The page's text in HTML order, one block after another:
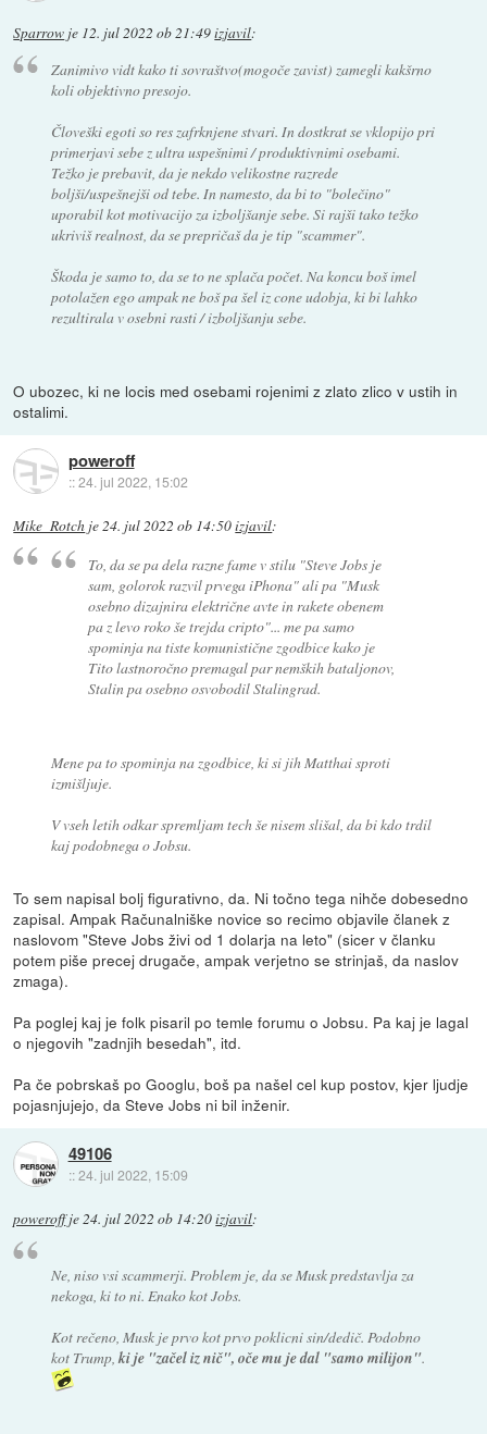
Sparrow je 12. jul 2022 ob 21:49izjavil:
Zanimivo vidt kako ti sovraštvo(mogoče zavist) zamegli kakšrno
koli objektivno presojo.
Človeški egoti so res zafrknjene stvari. In dostkrat se vklopijo pri
primerjavi sebe z ultra uspešnimi / produktivnimi osebami.
Težko je prebavit, da je nekdo velikostne razrede
boljši/uspešnejši od tebe. In namesto, da bi to "bolečino"
uporabil kot motivacijo za izboljšanje sebe. Si rajši tako težko
ukriviš realnost, da se prepričaš da je tip "scammer".
Škoda je samo to, da se to ne splača počet. Na koncu boš imel
potolažen ego ampak ne boš pa šel iz cone udobja, ki bi lahko
rezultirala v osebni rasti / izboljšanju sebe.
O ubozec, ki ne locis med osebami rojenimi z zlato zlico v ustih in
ostalimi.
poweroff
::24. jul 2022, 15:02
Mike_Rotch je 24. jul 2022 ob 14:50izjavil:
To, da se pa dela razne fame v stilu "Steve Jobs je
sam, golorok razvil prvega iPhona" ali pa "Musk
osebno dizajnira električne avte in rakete obenem
pa z levo roko še trejda cripto"... me pa samo
spominja na tiste komunistične zgodbice kako je
Tito lastnoročno premagal par nemških bataljonov,
Stalin pa osebno osvobodil Stalingrad.
Mene pa to spominja na zgodbice, ki si jih Matthai sproti
izmišljuje.
V vseh letih odkar spremljam tech še nisem slišal, da bi kdo trdil
kaj podobnega o Jobsu.
To sem napisal bolj figurativno, da. Ni točno tega nihče dobesedno
zapisal. Ampak Računalniške novice so recimo objavile članek z
naslovom "Steve Jobs živi od 1 dolarja na leto" (sicer v članku
potem piše precej drugače, ampak verjetno se strinjaš, da naslov
zmaga).
Pa poglej kaj je folk pisaril po temle forumu o Jobsu. Pa kaj je lagal
o njegovih "zadnjih besedah", itd.
Pa če pobrskaš po Googlu, boš pa našel cel kup postov, kjer ljudje
pojasnjujejo, da Steve Jobs ni bil inženir.
49106
::24. jul 2022, 15:09
poweroffje24. jul 2022 ob 14:20izjavil:
Ne, niso vsi scammerji. Problem je, da se Musk predstavlja za
nekoga, ki to ni. Enako kot Jobs.
Kot rečeno, Musk je prvo kot prvo poklicni sin/dedič. Podobno
kot Trump,ki je "začel iz nič", oče mu je dal "samo milijon".